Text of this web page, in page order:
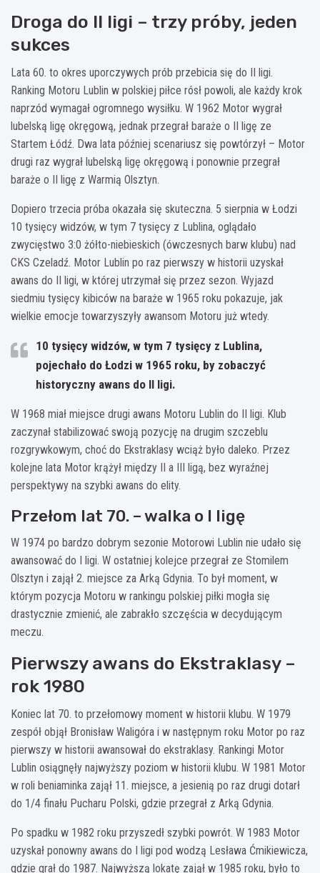
Droga do II ligi – trzy próby, jeden
sukces
Lata 60. to okres uporczywych prób przebicia się do II ligi.
Ranking Motoru Lublin w polskiej piłce rósł powoli, ale każdy krok
naprzód wymagał ogromnego wysiłku. W 1962 Motor wygrał
lubelską ligę okręgową, jednak przegrał baraże o II ligę ze
Startem Łódź. Dwa lata później scenariusz się powtórzył – Motor
drugi raz wygrał lubelską ligę okręgową i ponownie przegrał
baraże o II ligę z Warmią Olsztyn.
Dopiero trzecia próba okazała się skuteczna. 5 sierpnia w Łodzi
10 tysięcy widzów, w tym 7 tysięcy z Lublina, oglądało
zwycięstwo 3:0 żółto-niebieskich (ówczesnych barw klubu) nad
CKS Czeladź. Motor Lublin po raz pierwszy w historii uzyskał
awans do II ligi, w której utrzymał się przez sezon. Wyjazd
siedmiu tysięcy kibiców na baraże w 1965 roku pokazuje, jak
wielkie emocje towarzyszyły awansom Motoru już wtedy.
10 tysięcy widzów, w tym 7 tysięcy z Lublina,
pojechało do Łodzi w 1965 roku, by zobaczyć
historyczny awans do II ligi.
W 1968 miał miejsce drugi awans Motoru Lublin do II ligi. Klub
zaczynał stabilizować swoją pozycję na drugim szczeblu
rozgrywkowym, choć do Ekstraklasy wciąż było daleko. Przez
kolejne lata Motor krążył między II a III ligą, bez wyraźnej
perspektywy na szybki awans do elity.
Przełom lat 70. – walka o I ligę
W 1974 po bardzo dobrym sezonie Motorowi Lublin nie udało się
awansować do I ligi. W ostatniej kolejce przegrał ze Stomilem
Olsztyn i zajął 2. miejsce za Arką Gdynia. To był moment, w
którym pozycja Motoru w rankingu polskiej piłki mogła się
drastycznie zmienić, ale zabrakło szczęścia w decydującym
meczu.
Pierwszy awans do Ekstraklasy –
rok 1980
Koniec lat 70. to przełomowy moment w historii klubu. W 1979
zespół objął Bronisław Waligóra i w następnym roku Motor po raz
pierwszy w historii awansował do ekstraklasy. Rankingi Motor
Lublin osiągnęły najwyższy poziom w historii klubu. W 1981 Motor
w roli beniaminka zajął 11. miejsce, a jesienią po raz drugi dotarł
do 1/4 finału Pucharu Polski, gdzie przegrał z Arką Gdynia.
Po spadku w 1982 roku przyszedł szybki powrót. W 1983 Motor
uzyskał ponowny awans do I ligi pod wodzą Lesława Ćmikiewicza,
gdzie grał do 1987. Najwyższą lokatę zajął w 1985 roku, było to